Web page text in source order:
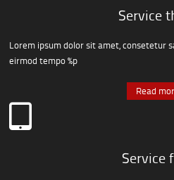
Service
Lorem ipsum dolor sit amet, consetetur
eirmod tempo %p
Read
Service